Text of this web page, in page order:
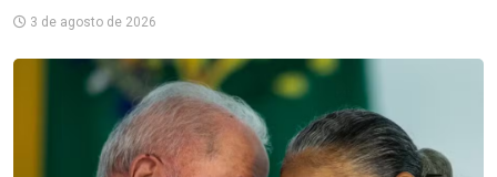
3 de agosto de 2026